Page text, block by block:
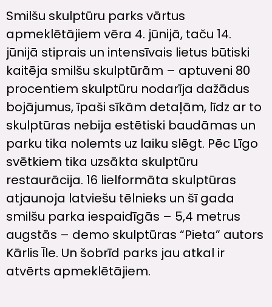
Smilšu skulptūru parks vārtus
apmeklētājiem vēra 4. jūnijā, taču 14.
jūnijā stiprais un intensīvais lietus būtiski
kaitēja smilšu skulptūrām – aptuveni 80
procentiem skulptūru nodarīja dažādus
bojājumus, īpaši sīkām detaļām, līdz ar to
skulptūras nebija estētiski baudāmas un
parku tika nolemts uz laiku slēgt. Pēc Līgo
svētkiem tika uzsākta skulptūru
restaurācija. 16 lielformāta skulptūras
atjaunoja latviešu tēlnieks un šī gada
smilšu parka iespaidīgās – 5,4 metrus
augstās – demo skulptūras “Pieta” autors
Kārlis Īle. Un šobrīd parks jau atkal ir
atvērts apmeklētājiem.